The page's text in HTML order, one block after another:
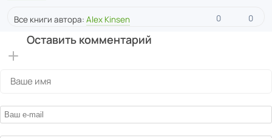
Все книги автора: Alex Kinsen 0 0
Оставить комментарий